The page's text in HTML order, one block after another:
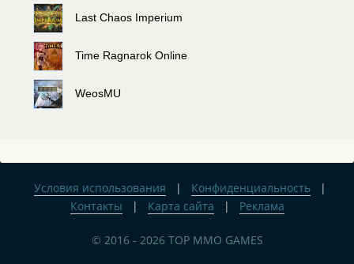
Last Chaos Imperium
Time Ragnarok Online
WeosMU
Условия использования | Конфиденциальность
|
Контакты
| Карта сайта | Реклама
© 2016 - 2026 TOP MMO GAMES